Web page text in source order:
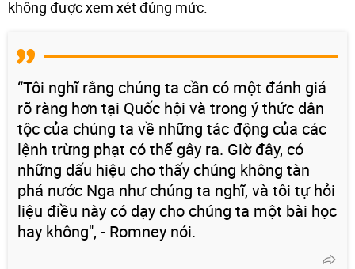
không được xem xét đúng mức.
“Tôi nghĩ rằng chúng ta cần có một đánh giá
rõ ràng hơn tại Quốc hội và trong ý thức dân
tộc của chúng ta về những tác động của các
lệnh trừng phạt có thể gây ra. Giờ đây, có
những dấu hiệu cho thấy chúng không tàn
phá nước Nga như chúng ta nghĩ, và tôi tự hỏi
liệu điều này có dạy cho chúng ta một bài học
hay không", - Romney nói.